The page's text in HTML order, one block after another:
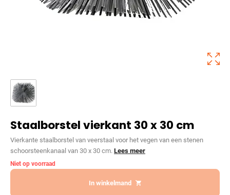
Staalborstel vierkant 30 x 30 cm
Vierkante staalborstel van veerstaal voor het vegen van een stenen
schoorsteenkanaal van 30 x 30 cm. Lees meer
Niet op voorraad
In winkelmand